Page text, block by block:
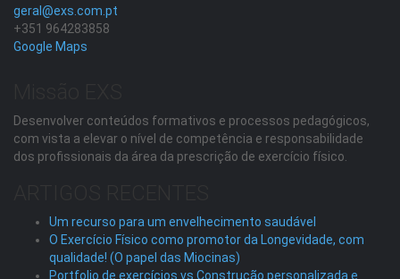
geral@exs.com.pt
+351 964283858
Google Maps
Desenvolver conteúdos formativos e processos pedagógicos,
com vista a elevar o nível de competência e responsabilidade
dos profissionais da área da prescrição de exercício físico.
Um recurso para um envelhecimento saudável
O Exercício Físico como promotor da Longevidade, com
qualidade! (O papel das Miocinas)
Portfolio de exercícios vs Construção personalizada e